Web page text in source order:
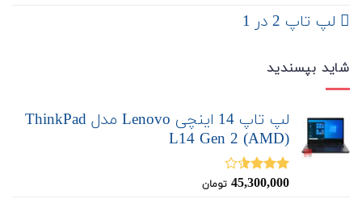
لپ تاپ 2 در 1
شاید بپسندید
لپ تاپ 14 اینچی Lenovo مدل ThinkPad
L14 Gen 2 (AMD)
نمره
45,300,000 تومان